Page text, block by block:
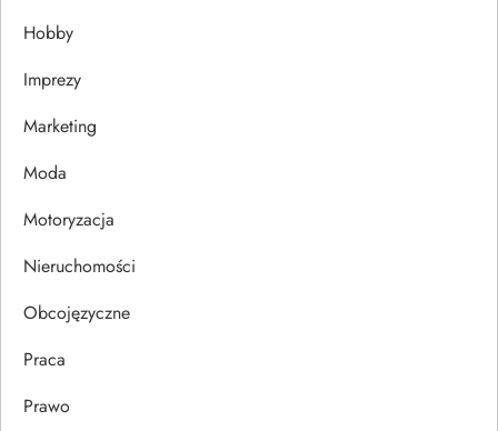
a
w
p
u
Hobby
Imprezy
Marketing
Moda
Motoryzacja
Nieruchomości
Obcojęzyczne
Praca
Prawo